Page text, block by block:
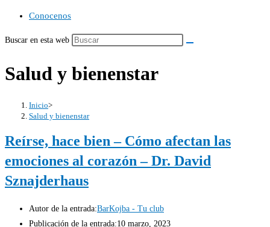
Conocenos
Buscar en esta web
Salud y bienenstar
Inicio>
Salud y bienenstar
Reírse, hace bien – Cómo afectan las
emociones al corazón – Dr. David
Sznajderhaus
Autor de la entrada:BarKojba - Tu club
Publicación de la entrada:10 marzo, 2023